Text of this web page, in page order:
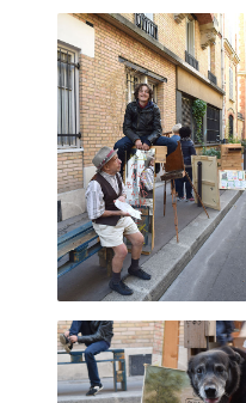
2022 décembre
2022 novembre
2022 octobre
2022 août
2022 septembre
2022 juillet
2022 juin
2022 mai
1er décembre 2010, place